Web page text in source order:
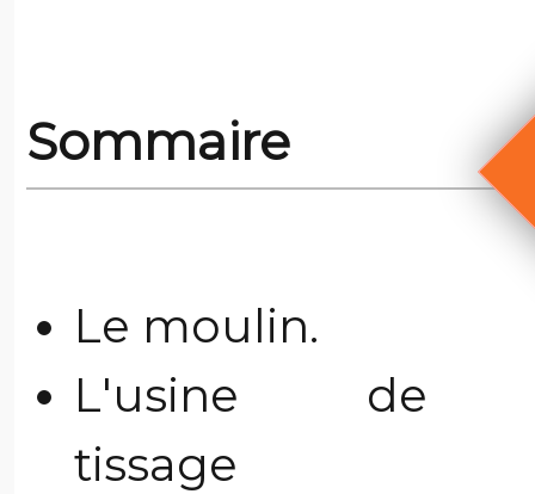
Sommaire
Le moulin.
L'usine de
tissage